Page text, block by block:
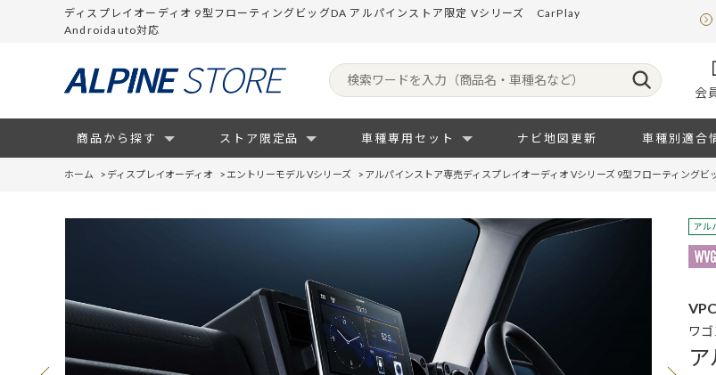
ディスプレイオーディオ 9型フローティングビッグDA アルパインストア限定 Vシリーズ CarPlay
Androidauto対応
会
商品から探す ストア限定品 車種専用セット ナビ地図更新 車種別適合
ホーム > ディスプレイオーディオ > エントリーモデル Vシリーズ > アルパインストア専売ディスプレイオーディオ Vシリーズ 9型フローティング
ワ